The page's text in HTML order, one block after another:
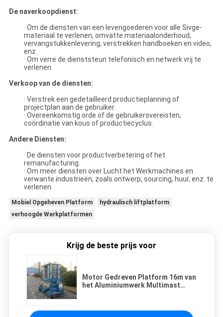
De naverkoopdienst:
· Om de diensten van een levengoederen voor alle Sivge-
materiaal te verlenen, omvatte materiaalonderhoud,
vervangstukkenlevering, verstrekken handboeken en video,
enz.
· Om verre de dienststeun telefonisch en netwerk vrij te
verlenen.
Verkoop van de diensten:
· Verstrek een gedetailleerd productieplanning of
projectplan aan de gebruiker.
· Overeenkomstig orde of de gebruikersvereisten,
coördinatie van kous of productiecyclus.
Andere Diensten:
· De diensten voor productverbetering of het
remanufacturing.
· Om meer diensten over Lucht het Werkmachines en
verwante industrieën, zoals ontwerp, sourcing, huur, enz. te
verlenen.
Mobiel Opgeheven Platform
hydraulisch liftplatform
verhoogde Werkplatformen
Krijg de beste prijs voor
Motor Gedreven Platform 16m van
het Aluminiumwerk Multimast